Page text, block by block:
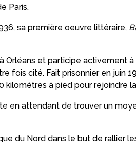
Paris.
sa première oeuvre littéraire,
Orléans et participe activement
fois cité. Fait prisonnier en juin
kilomètres à pied pour rejoindre
en attendant de trouver un
du Nord dans le but de rallier